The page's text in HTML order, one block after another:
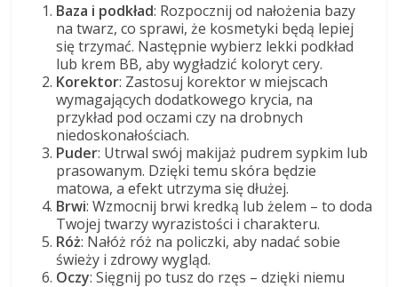
Baza i podkład: Rozpocznij od nałożenia bazy
na twarz, co sprawi, że kosmetyki będą lepiej
się trzymać. Następnie wybierz lekki podkład
lub krem BB, aby wygładzić koloryt cery.
Korektor: Zastosuj korektor w miejscach
wymagających dodatkowego krycia, na
przykład pod oczami czy na drobnych
niedoskonałościach.
Puder: Utrwal swój makijaż pudrem sypkim lub
prasowanym. Dzięki temu skóra będzie
matowa, a efekt utrzyma się dłużej.
Brwi: Wzmocnij brwi kredką lub żelem – to doda
Twojej twarzy wyrazistości i charakteru.
Róż: Nałóż róż na policzki, aby nadać sobie
świeży i zdrowy wygląd.
Oczy: Sięgnij po tusz do rzęs – dzięki niemu